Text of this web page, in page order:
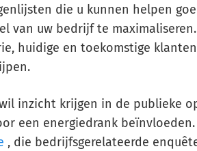
die u kunnen helpen
van uw bedrijf te
huidige en toekomstige
inzicht krijgen in de publieke
een energiedrank
, die bedrijfsgerelateerde